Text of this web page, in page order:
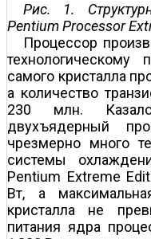
Рис. 1.
Pentium Processor
Процессор
самого кристалла
а количество
230 млн.
двухъядерный
чрезмерно много
системы
Pentium Extreme
Вт, а
кристалла не
питания ядра